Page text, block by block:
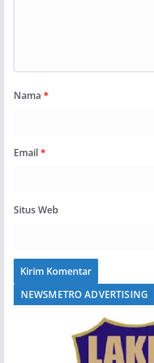
Nama *
Email*
Situs Web
NEWSMETRO ADVERTISING